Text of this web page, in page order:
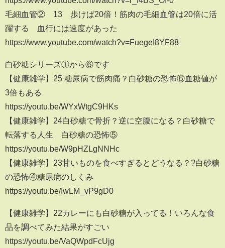
毛細血管② 13 歩けば20倍！筋肉の毛細血管は20倍に活
躍する 血行には速度があった
https://www.youtube.com/watch?v=FuegeI8YF88
白砂糖シリーズ①から⑥です
【健康雑学】25 糖尿病で筋肉痛？白砂糖の恐怖⑥血糖値が
3倍もある
https://youtu.be/WYxWtgC9HKs
【健康雑学】24白砂糖で骨折？逆に空腹になる？白砂糖で
転落する人生 白砂糖の恐怖⑤
https://youtu.be/W9pHZLgNNHc
【健康雑学】23甘いものを食べすぎるとどうなる？?白砂糖
の恐怖④糖尿病のしくみ
https://youtu.be/IwLM_vP9gD0
【健康雑学】22カレーにも白砂糖が入ってる！いろんな食
品を調べてみた結果がすごい
https://youtu.be/VaQWpdFcUjg